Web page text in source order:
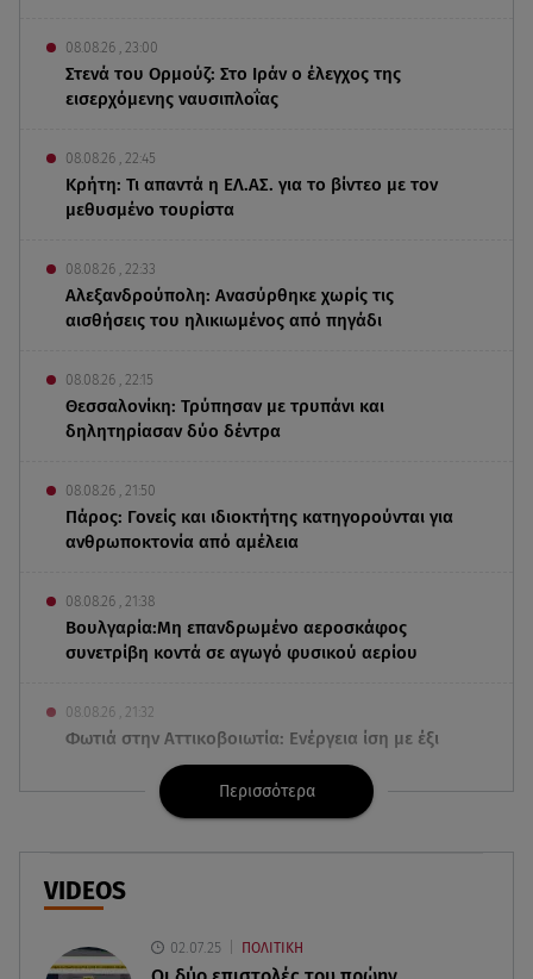
08.08.26 , 23:00
Στενά του Ορμούζ: Στο Ιράν ο έλεγχος της
εισερχόμενης ναυσιπλοΐας
08.08.26 , 22:45
Κρήτη: Τι απαντά η ΕΛ.ΑΣ. για το βίντεο με τον
μεθυσμένο τουρίστα
08.08.26 , 22:33
Αλεξανδρούπολη: Ανασύρθηκε χωρίς τις
αισθήσεις του ηλικιωμένος από πηγάδι
08.08.26 , 22:15
Θεσσαλονίκη: Τρύπησαν με τρυπάνι και
δηλητηρίασαν δύο δέντρα
08.08.26 , 21:50
Πάρος: Γονείς και ιδιοκτήτης κατηγορούνται για
ανθρωποκτονία από αμέλεια
08.08.26 , 21:38
Βουλγαρία:Μη επανδρωμένο αεροσκάφος
συνετρίβη κοντά σε αγωγό φυσικού αερίου
08.08.26 , 21:32
Φωτιά στην Αττικοβοιωτία: Ενέργεια ίση με έξι
ατομικές βόμβες
«Ισλαμικό ΝΑΤΟ»: Πώς επηρεάζεται η Ελλάδα
Τραγωδία στην Πάρο: Νεκρό 4χρονο παιδί σε
Περισσότερα
VIDEOS
02.07.25 ΠΟΛΙΤΙΚΗ